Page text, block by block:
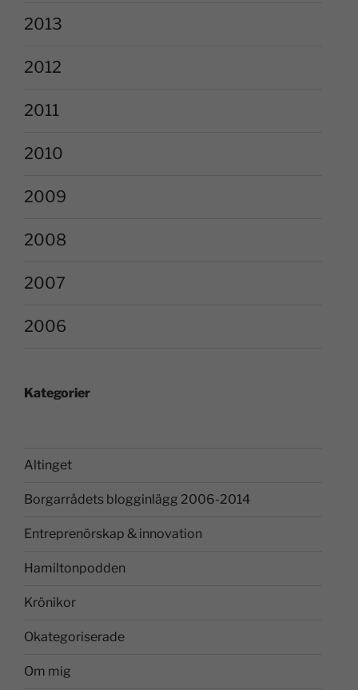
2013
2012
2011
2010
2009
2008
2007
2006
Kategorier
Altinget
Borgarrådets blogginlägg 2006-2014
Entreprenörskap & innovation
Hamiltonpodden
Krönikor
Okategoriserade
Om mig